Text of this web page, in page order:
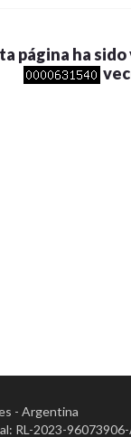
página ha
- Argentina
RL-2023-